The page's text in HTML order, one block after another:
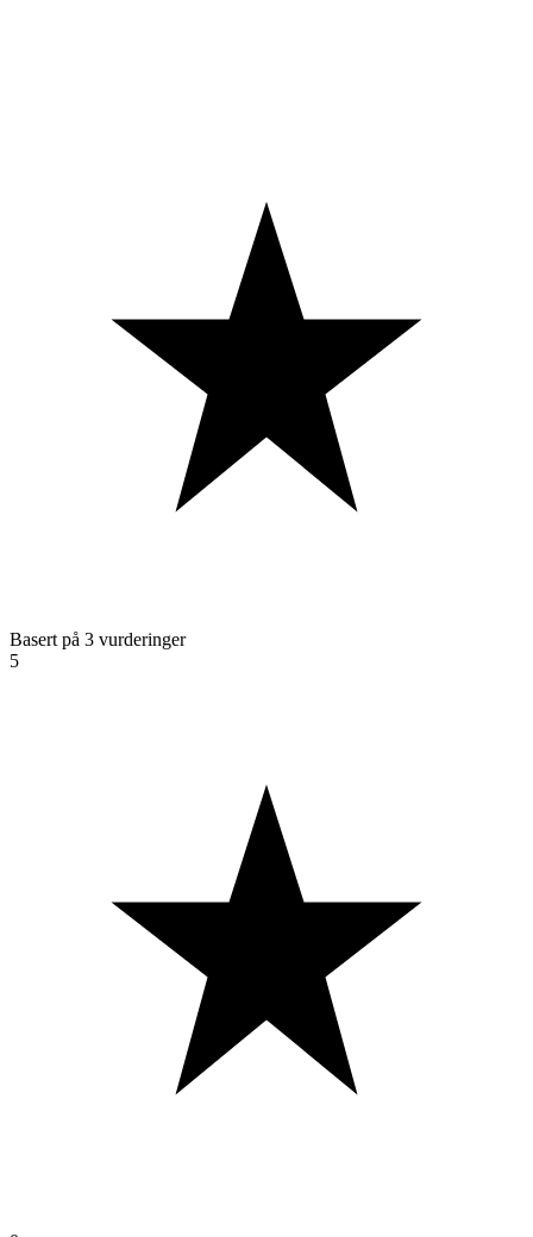
Basert på 3 vurderinger
5